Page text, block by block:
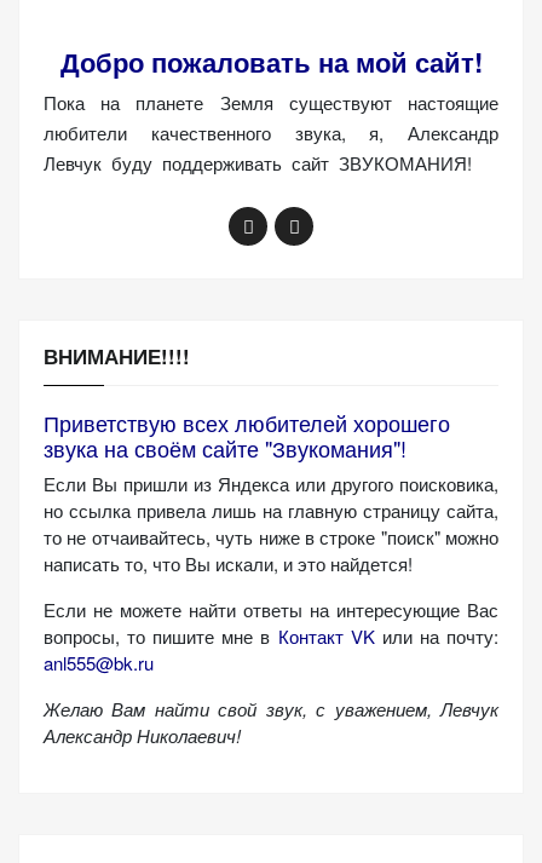
Добро пожаловать на мой сайт!
Пока на планете Земля существуют настоящие
любители качественного звука, я, Александр
Левчук буду поддерживать сайт ЗВУКОМАНИЯ!
ВНИМАНИЕ!!!!
Приветствую всех любителей хорошего
звука на своём сайте "Звукомания"!
Если Вы пришли из Яндекса или другого поисковика,
но ссылка привела лишь на главную страницу сайта,
то не отчаивайтесь, чуть ниже в строке "поиск" можно
написать то, что Вы искали, и это найдется!
Если не можете найти ответы на интересующие Вас
вопросы, то пишите мне в Контакт VKили на почту:
anl555@bk.ru
Желаю Вам найти свой звук, с уважением, Левчук
Александр Николаевич!